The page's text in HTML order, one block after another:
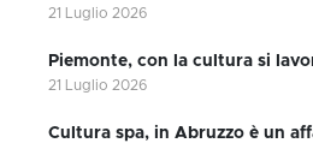
21 Luglio 2026
Piemonte, con la cultura si
21 Luglio 2026
Cultura spa, in Abruzzo è un